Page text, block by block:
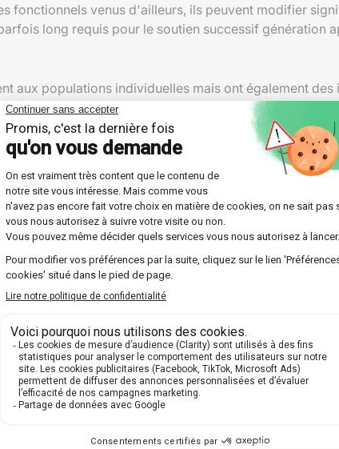
fonctionnels venus d'ailleurs, ils peuvent modifier
long requis pour le soutien successif génération
aux populations individuelles mais ont également
comme la création de biofilms communautaires
malgré des observations récentes
affectent directement les structures dynamiques des
chercheurs sur notre époque moderne qui doit faire
solutions proactives nécessitent une vigilance
le transfert horizontal de gènes chez les eucaryotes
les vertébrés et invertébrés grâce à des
distants via des migrations horizontales stimule des
révélées par ces échanges. Ces
hybride formé d'un croisement entre plusieurs
propriétés protectrices et une meilleure
des progrès significatifs dans notre